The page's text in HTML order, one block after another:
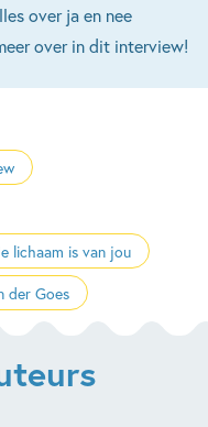
over ja en nee
over in dit interview!
lichaam is van jou
der Goes